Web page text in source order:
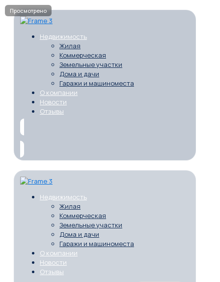
Недвижимость
Жилая
Коммерческая
Земельные участки
Дома и дачи
Гаражи и машиноместа
О компании
Новости
Отзывы
Недвижимость
Жилая
Коммерческая
Земельные участки
Дома и дачи
Гаражи и машиноместа
О компании
Новости
Отзывы